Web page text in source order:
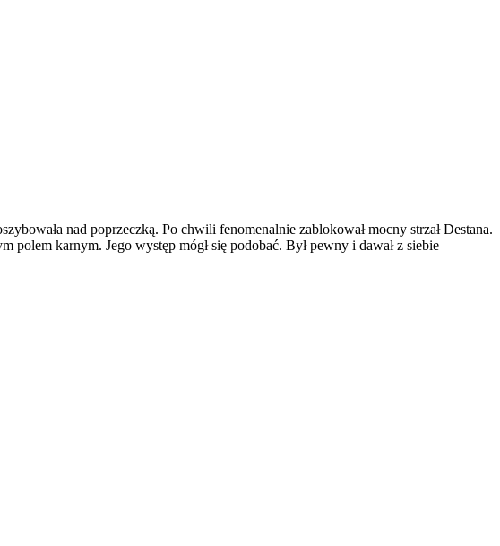
nad poprzeczką. Po chwili fenomenalnie zablokował mocny strzał Destana.
polem karnym. Jego występ mógł się podobać. Był pewny i dawał z siebie